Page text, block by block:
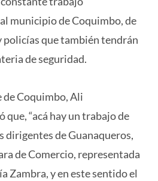
municipio de Coquimbo, de
policías que también tendrán
de seguridad.
de Coquimbo, Ali
“acá hay un trabajo de
dirigentes de Guanaqueros,
de Comercio, representada
Zambra, y en este sentido el